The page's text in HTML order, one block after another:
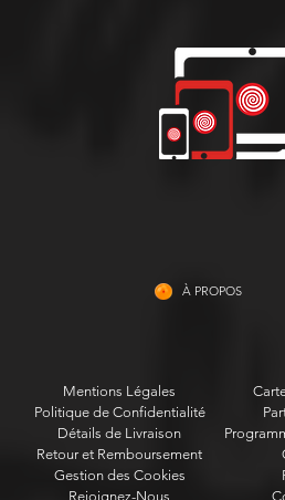
À PROPOS
Mentions Légales
Politique de Confidentialité
Détails de Livraison
Retour et Remboursement
Gestion des Cookies
Rejoignez-Nous